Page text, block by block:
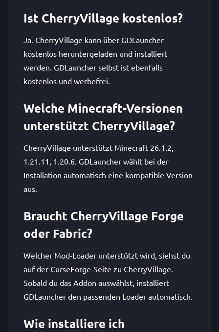
Ist CherryVillage kostenlos?
Ja. CherryVillage kann über GDLauncher
kostenlos heruntergeladen und installiert
werden. GDLauncher selbst ist ebenfalls
kostenlos und werbefrei.
Welche Minecraft-Versionen
unterstützt CherryVillage?
CherryVillage unterstützt Minecraft 26.1.2,
1.21.11, 1.20.6. GDLauncher wählt bei der
Installation automatisch eine kompatible Version
aus.
Braucht CherryVillage Forge
oder Fabric?
Welcher Mod-Loader unterstützt wird, siehst du
auf der CurseForge-Seite zu CherryVillage.
Sobald du das Addon auswählst, installiert
GDLauncher den passenden Loader automatisch.
Wie installiere ich